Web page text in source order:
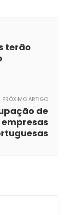
terão
PRÓXIMO ARTIGO
de